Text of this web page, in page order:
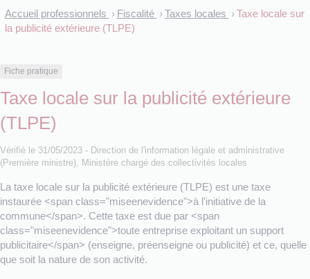
Accueil professionnels > Fiscalité > Taxes locales > Taxe locale sur
la publicité extérieure (TLPE)
Fiche pratique
Taxe locale sur la publicité extérieure
(TLPE)
Vérifié le 31/05/2023 - Direction de l'information légale et administrative
(Première ministre), Ministère chargé des collectivités locales
La taxe locale sur la publicité extérieure (TLPE) est une taxe
instaurée <span class="miseenevidence">à l'initiative de la
commune</span>. Cette taxe est due par <span
class="miseenevidence">toute entreprise exploitant un support
publicitaire</span> (enseigne, préenseigne ou publicité) et ce, quelle
que soit la nature de son activité.